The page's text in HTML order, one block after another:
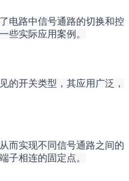
电路中信号通路的切换和控
些实际应用案例。
的开关类型，其应用广泛，
而实现不同信号通路之间的
子相连的固定点。